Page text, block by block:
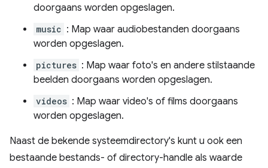
doorgaans worden opgeslagen.
music : Map waar audiobestanden doorgaans
worden opgeslagen.
pictures : Map waar foto's en andere stilstaande
beelden doorgaans worden opgeslagen.
videos : Map waar video's of films doorgaans
worden opgeslagen.
Naast de bekende systeemdirectory's kunt u ook een
bestaande bestands- of directory-handle als waarde